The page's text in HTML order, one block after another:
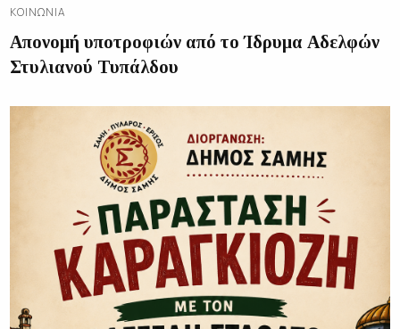
ΚΟΙΝΩΝΊΑ
Απονομή υποτροφιών από το Ίδρυμα Αδελφών
Στυλιανού Τυπάλδου